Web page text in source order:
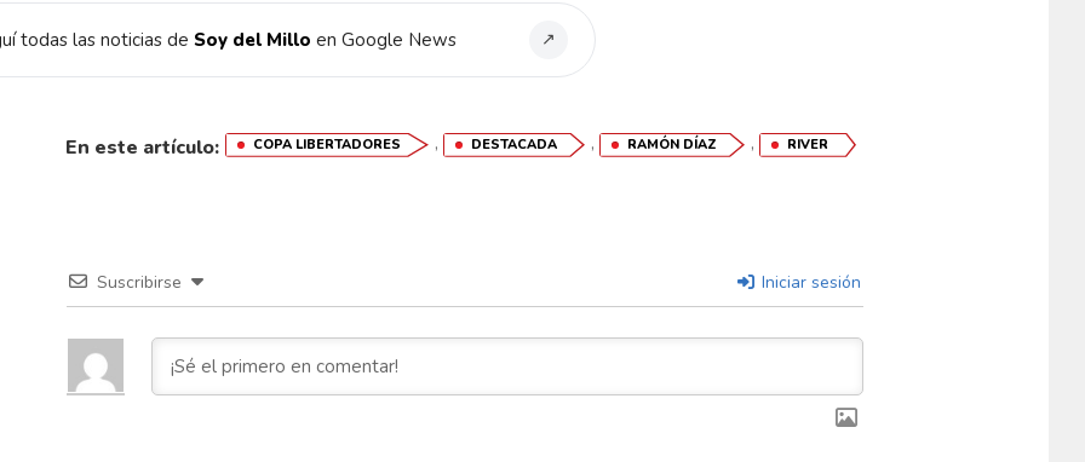
todas las noticias de Soy del Millo en Google News ↗
En este artículo: COPA LIBERTADORES , DESTACADA , RAMÓN DÍAZ , RIVER
Suscribirse Iniciar sesión